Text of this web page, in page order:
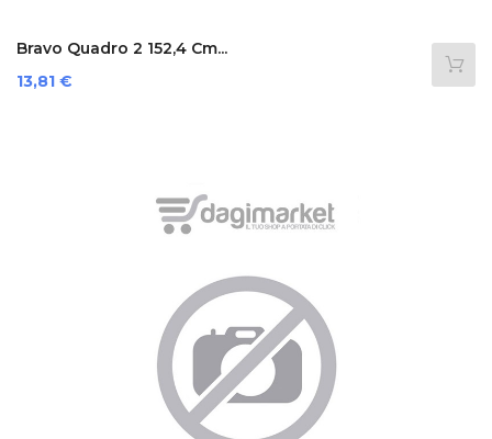
Bravo Quadro 2 152,4 Cm...
Prezzo
13,81 €